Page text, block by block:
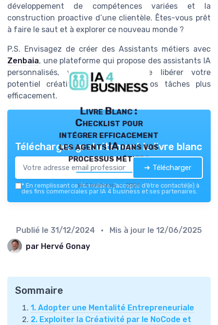
développement de compétences variées et la
construction proactive d’une clientèle. Êtes-vous prêt
à faire le saut et à explorer ce nouveau monde ?
P.S. Envisagez de créer des Assistants métiers avec
Zenbaia, une plateforme qui propose des assistants IA
personnalisés, vous permettant de libérer votre
potentiel créatif tout en gérant vos tâches plus
efficacement.
Livre Blanc :
Checklist pour
intégrer efficacement
les agents IA dans vos
processus métiers
IA 4 business — 2026
Téléchargez gratuitement le livre blanc
➔ Télécharger
* En remplissant ce formulaire, j’accepte d’être contacté(e) à
des fins commerciales par IA 4 business et ses partenaires.
Publié le 31/12/2024 • Mis à jour le 12/06/2025
par Hervé Gonay
Sommaire
1. Adopter une Mentalité Entrepreneuriale
2. Exploiter la Créativité par le NoCode et